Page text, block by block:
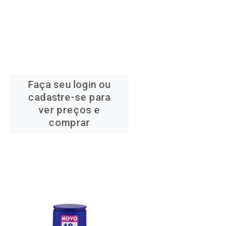
Faça seu login ou
cadastre-se para
ver preços e
comprar